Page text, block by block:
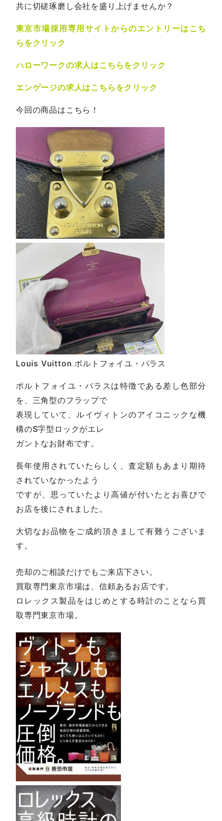
共に切磋琢磨し会社を盛り上げませんか？
東京市場採用専用サイトからのエントリーはこち
らをクリック
ハローワークの求人はこちらをクリック
エンゲージの求人はこちらをクリック
今回の商品はこちら！
Louis Vuitton ポルトフォイユ・パラス
ポルトフォイユ・パラスは特徴である差し色部分
を、三角型のフラップで
表現していて、ルイヴィトンのアイコニックな機
構のS字型ロックがエレ
ガントなお財布です。
長年使用されていたらしく、査定額もあまり期待
されていなかったよう
ですが、思っていたより高値が付いたとお喜びで
お店を後にされました。
大切なお品物をご成約頂きまして有難うございま
す。
売却のご相談だけでもご来店下さい。
買取専門東京市場は、信頼あるお店です。
ロレックス製品をはじめとする時計のことなら買
取専門東京市場。